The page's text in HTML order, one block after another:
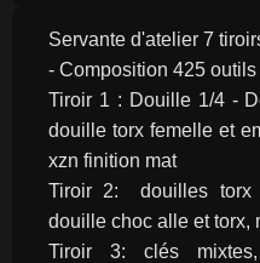
Servante d'atelier 7
- Composition 425 outils
Tiroir 1 : Douille 1/4 -
douille torx femelle et
xzn finition mat
Tiroir 2:  douilles torx
douille choc alle et torx,
Tiroir 3: clés